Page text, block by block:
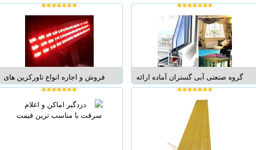
استمپ، ماشین آلات ، تولید دیوار
پوش و سقف کاذب در ضخامت های
مختلف آدرس سایت :
WWW.KIANTRADE.IR ...
تولید میگردد تولید کننده انواع پروفیل
کلیک CLICK 60 * 60 ، 30 * 30
9016 فنرآویزا...
گروه صنعتی آبی گستران آماده ارائه
خدمات به هموطنان عزیزمیباشد.
*کیفیت برتر *قیمت مناسب *تحویل
سریع 25 سال گارانتی نماینده رسمی
پروفیل هافمن در تبریز تعویض درب
وپنجره های آهنی و آلومینیومی با در...
فروش و اجاره انواع تاورکرین های
اورهال شده مختلف پتن از 3 تن الی
20 تن با مارک های مختلف و قیمت
مناسب شامل ،H30/30 دوازده تن مدل